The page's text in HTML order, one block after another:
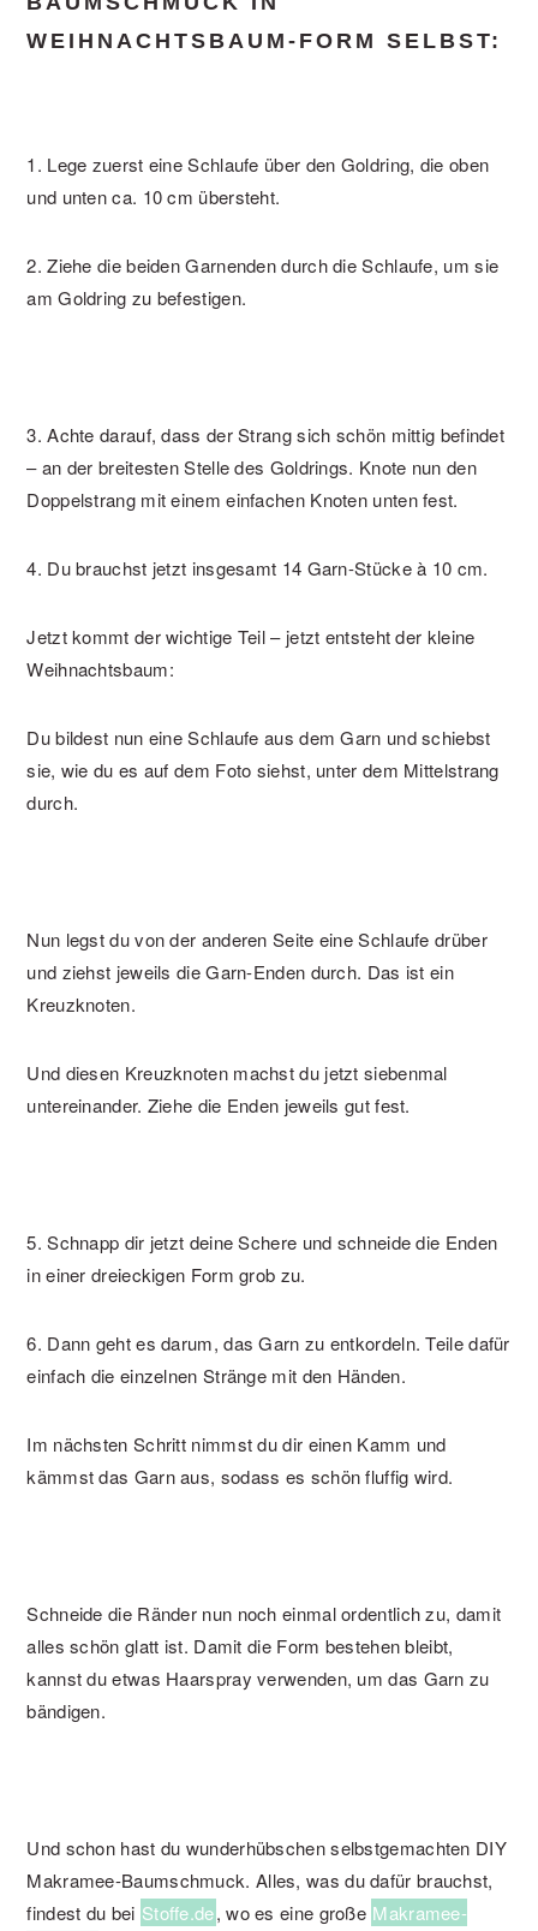
WEIHNACHTSBAUM-FORM SELBST:
1. Lege zuerst eine Schlaufe über den Goldring, die oben
und unten ca. 10 cm übersteht.
2. Ziehe die beiden Garnenden durch die Schlaufe, um sie
am Goldring zu befestigen.
3. Achte darauf, dass der Strang sich schön mittig befindet
– an der breitesten Stelle des Goldrings. Knote nun den
Doppelstrang mit einem einfachen Knoten unten fest.
4. Du brauchst jetzt insgesamt 14 Garn-Stücke à 10 cm.
Jetzt kommt der wichtige Teil – jetzt entsteht der kleine
Weihnachtsbaum:
Du bildest nun eine Schlaufe aus dem Garn und schiebst
sie, wie du es auf dem Foto siehst, unter dem Mittelstrang
durch.
Nun legst du von der anderen Seite eine Schlaufe drüber
und ziehst jeweils die Garn-Enden durch. Das ist ein
Kreuzknoten.
Und diesen Kreuzknoten machst du jetzt siebenmal
untereinander. Ziehe die Enden jeweils gut fest.
5. Schnapp dir jetzt deine Schere und schneide die Enden
in einer dreieckigen Form grob zu.
6. Dann geht es darum, das Garn zu entkordeln. Teile dafür
einfach die einzelnen Stränge mit den Händen.
Im nächsten Schritt nimmst du dir einen Kamm und
kämmst das Garn aus, sodass es schön fluffig wird.
Schneide die Ränder nun noch einmal ordentlich zu, damit
alles schön glatt ist. Damit die Form bestehen bleibt,
kannst du etwas Haarspray verwenden, um das Garn zu
bändigen.
Und schon hast du wunderhübschen selbstgemachten DIY
Makramee-Baumschmuck. Alles, was du dafür brauchst,
findest du bei Stoffe.de, wo es eine große Makramee-